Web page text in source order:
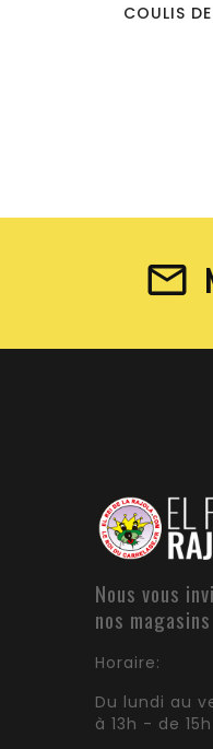
COULIS
Nous vous
nos magasins
Horaire:
Du lundi au
à 13h - de